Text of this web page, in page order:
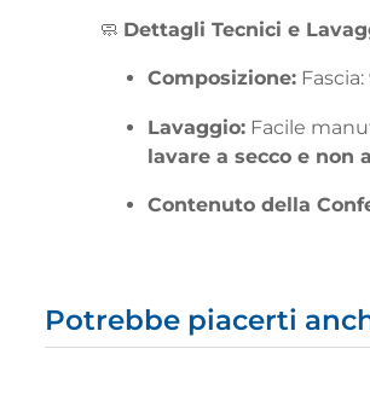
🧼 Dettagli Tecnici e
Composizione: Fascia:
Lavaggio: Facile
lavare a secco e non
Contenuto della
Potrebbe piacerti